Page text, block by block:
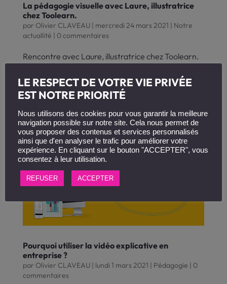
La pédagogie visuelle avec Laure, illustratrice
chez Toolearn.
par Olivier CLAVEAU| mercredi 24 mars 2021 | Notre
actuallité | 0 commentaires
Rencontre avec Laure, illustratrice chez Toolearn.
La pédagogie visuelle est son domaine de
compétence. Elle nous en explique les enjeux et sa
façon de l’aborder. Peux-tu nous décrire ton
parcours professionnel en général et ton activité...
Pourquoi utiliser la vidéo explicative en
entreprise ?
par Olivier CLAVEAU| lundi 1 mars 2021 | Pédagogie | 0
commentaires
LE RESPECT DE VOTRE VIE PRIVÉE
EST NOTRE PRIORITÉ
Nous utilisons des cookies pour vous garantir la meilleure
navigation possible sur notre site. Cela nous permet de
vous proposer des contenus et services personnalisés
ainsi que d'en analyser le trafic pour améliorer votre
expérience. En cliquant sur le bouton "ACCEPTER", vous
consentez à leur utilisation.
REFUSER ACCEPTER